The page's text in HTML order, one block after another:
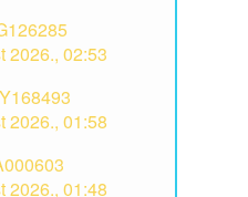
2026., 02:53
2026., 01:58
2026., 01:48